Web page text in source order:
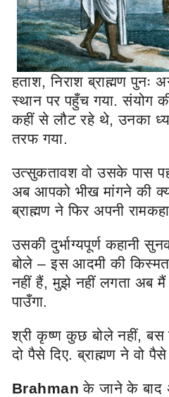
हताश, निराश ब्राह्मण पुनः
स्थान पर पहुँच गया. संयोग
कहीं से लौट रहे थे, उनका
तरफ गया.
उत्सुकतावश वो उसके पास
अब आपको भीख मांगने की
ब्राह्मण ने फिर अपनी
उसकी दुर्भाग्यपूर्ण कहानी
बोले – इस आदमी की
नहीं हैं, मुझे नहीं लगता अब
पाउँगा.
श्री कृष्ण कुछ बोले नहीं, बस
दो पैसे दिए. ब्राह्मण ने वो
Brahman के जाने के बाद